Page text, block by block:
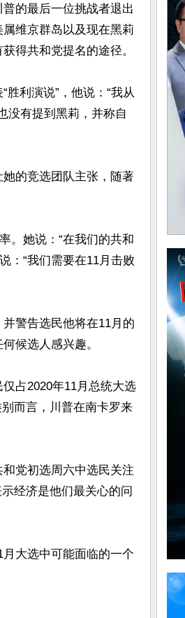
的最后一位挑战者退出
维京群岛以及现在黑莉
得共和党提名的途径。
利演说”，他说：“我从
没有提到黑莉，并称自
的竞选团队主张，随著
。她说：“在我们的共和
：“我们需要在11月击败
警告选民他将在11月的
候选人感兴趣。
占2020年11月总统大选
而言，川普在南卡罗来
党初选周六中选民关注
经济是他们最关心的问
大选中可能面临的一个